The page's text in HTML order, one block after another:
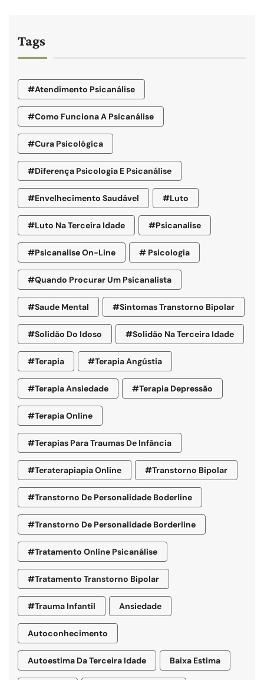
Tags
#atendimento Psicanálise
#como Funciona A Psicanálise
#cura Psicológica
#diferença Psicologia E Psicanálise
#envelhecimento Saudável #luto
#luto Na Terceira Idade #psicanalise
#psicanalise On-Line # Psicologia
#quando Procurar Um Psicanalista
#saude Mental #sintomas Transtorno Bipolar
#solidão Do Idoso #Solidão Na Terceira Idade
#terapia #terapia Angústia
#terapia Ansiedade #terapia Depressão
#terapia Online
#terapias Para Traumas De Infância
#teraterapiapia Online #transtorno Bipolar
#transtorno De Personalidade Boderline
#Transtorno De Personalidade Borderline
#tratamento Online Psicanálise
#tratamento Transtorno Bipolar
#trauma Infantil Ansiedade
Autoconhecimento
Autoestima Da Terceira Idade Baixa Estima